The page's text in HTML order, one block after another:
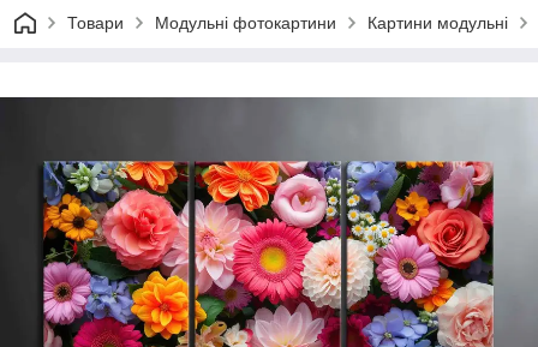
Товари Модульні фотокартини Картини модульні